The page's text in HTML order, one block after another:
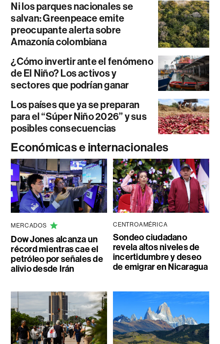
Ni los parques nacionales se
salvan: Greenpeace emite
preocupante alerta sobre
Amazonía colombiana
¿Cómo invertir ante el fenómeno
de El Niño? Los activos y
sectores que podrían ganar
Los países que ya se preparan
para el “Súper Niño 2026” y sus
posibles consecuencias
Económicas e internacionales
MERCADOS
Dow Jones alcanza un
récord mientras cae el
petróleo por señales de
alivio desde Irán
CENTROAMÉRICA
Sondeo ciudadano
revela altos niveles de
incertidumbre y deseo
de emigrar en Nicaragua